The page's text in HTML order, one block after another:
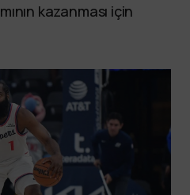
kazanması için